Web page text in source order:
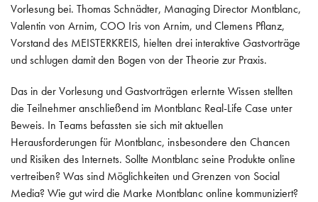
Vorlesung bei. Thomas Schnädter, Managing Director Montblanc,
Valentin von Arnim, COO Iris von Arnim, und Clemens Pflanz,
Vorstand des MEISTERKREIS, hielten drei interaktive Gastvorträge
und schlugen damit den Bogen von der Theorie zur Praxis.
Das in der Vorlesung und Gastvorträgen erlernte Wissen stellten
die Teilnehmer anschließend im Montblanc Real-Life Case unter
Beweis. In Teams befassten sie sich mit aktuellen
Herausforderungen für Montblanc, insbesondere den Chancen
und Risiken des Internets. Sollte Montblanc seine Produkte online
vertreiben? Was sind Möglichkeiten und Grenzen von Social
Media? Wie gut wird die Marke Montblanc online kommuniziert?